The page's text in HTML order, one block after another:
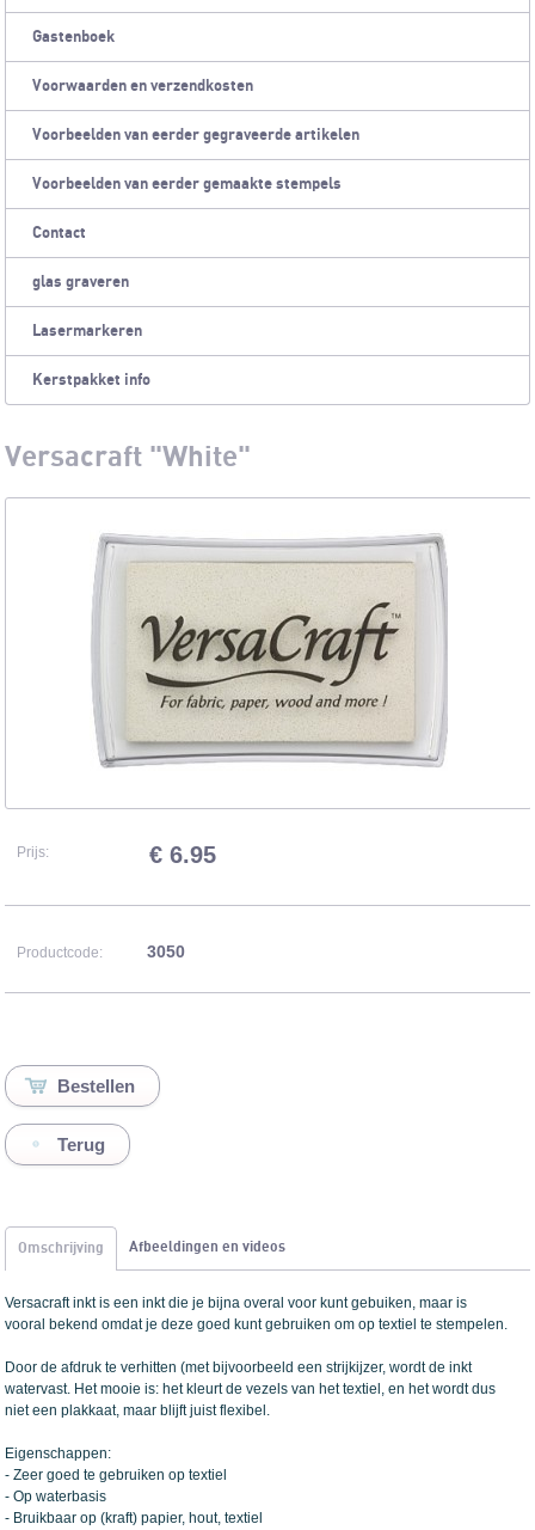
Gastenboek
Voorwaarden en verzendkosten
Voorbeelden van eerder gegraveerde artikelen
Voorbeelden van eerder gemaakte stempels
Contact
glas graveren
Lasermarkeren
Kerstpakket info
Versacraft "White"
Prijs: € 6.95
Productcode: 3050
Terug
Omschrijving Afbeeldingen en videos
Versacraft inkt is een inkt die je bijna overal voor kunt gebuiken, maar is
vooral bekend omdat je deze goed kunt gebruiken om op textiel te stempelen.
Door de afdruk te verhitten (met bijvoorbeeld een strijkijzer, wordt de inkt
watervast. Het mooie is: het kleurt de vezels van het textiel, en het wordt dus
niet een plakkaat, maar blijft juist flexibel.
Eigenschappen:
- Zeer goed te gebruiken op textiel
- Op waterbasis
- Bruikbaar op (kraft) papier, hout, textiel